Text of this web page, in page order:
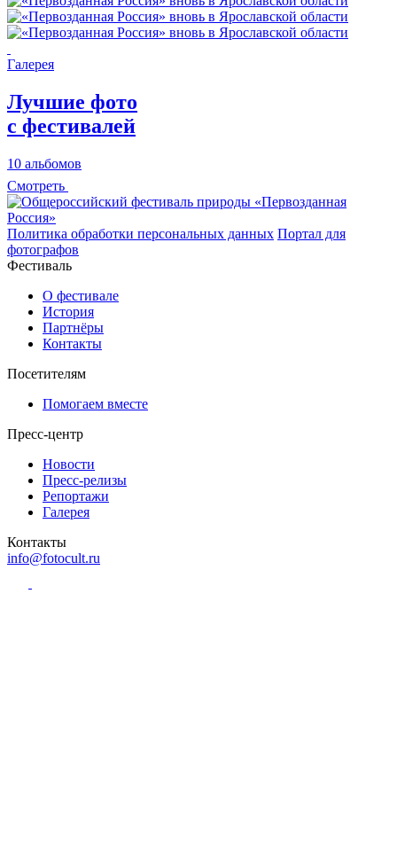
Галерея
Лучшие фото
с фестивалей
10 альбомов
Смотреть
Политика обработки персональных данных Портал для
фотографов
Фестиваль
О фестивале
История
Партнёры
Контакты
Посетителям
Помогаем вместе
Пресс-центр
Новости
Пресс-релизы
Репортажи
Галерея
Контакты
info@fotocult.ru